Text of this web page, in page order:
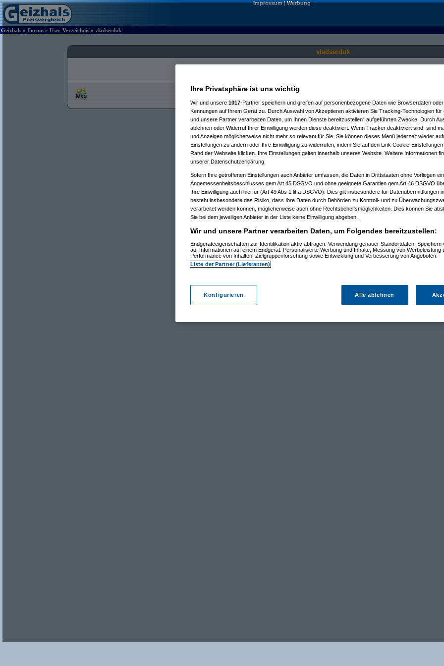
Impressum|Werbung
Geizhals » Forum » User-Verzeichnis » vladserduk
vladserduk
Ihre Privatsphäre ist uns wichtig
Wir und unsere 1017-Partner speichern und greifen auf personenbezogene Daten wie Browserdaten
Kennungen auf Ihrem Gerät zu. Durch Auswahl von Akzeptieren aktivieren Sie Tracking-Technologien für
und unsere Partner verarbeiten Daten, um Ihnen Dienste bereitzustellen“ aufgeführten Zwecke. Durch
ablehnen oder Widerruf Ihrer Einwilligung werden diese deaktiviert. Wenn Tracker deaktiviert sind, sind
und Anzeigen möglicherweise nicht mehr so relevant für Sie. Sie können dieses Menü jederzeit wieder
Einstellungen zu ändern oder Ihre Einwilligung zu widerrufen, indem Sie auf den Link Cookie-
Rand der Webseite klicken. Ihre Einstellungen gelten innerhalb unseres Website. Weitere Informationen
unserer Datenschutzerklärung.
Sofern Ihre getroffenen Einstellungen auch Anbieter umfassen, die Daten in Drittstaaten ohne Vorliegen
Angemessenheitsbeschlusses gem Art 45 DSGVO und ohne geeignete Garantien gem Art 46 DSGVO
Ihre Einwilligung auch hierfür (Art 49 Abs 1 lit a DSGVO). Dies gilt insbesondere für Datenübermittlungen
besteht insbesondere das Risiko, dass Ihre Daten durch Behörden zu Kontroll- und zu
verarbeitet werden können, möglicherweise auch ohne Rechtsbehelfsmöglichkeiten. Dies können Sie
Sie bei dem jeweiligen Anbieter in der Liste keine Einwilligung abgeben.
Wir und unsere Partner verarbeiten Daten, um Folgendes bereitzustellen:
Endgeräteeigenschaften zur Identifikation aktiv abfragen. Verwendung genauer Standortdaten. Speichern
auf Informationen auf einem Endgerät. Personalisierte Werbung und Inhalte, Messung von Werbeleistung
Performance von Inhalten, Zielgruppenforschung sowie Entwicklung und Verbesserung von Angeboten.
Liste der Partner (Lieferanten)
Konfigurieren Alle ablehnen